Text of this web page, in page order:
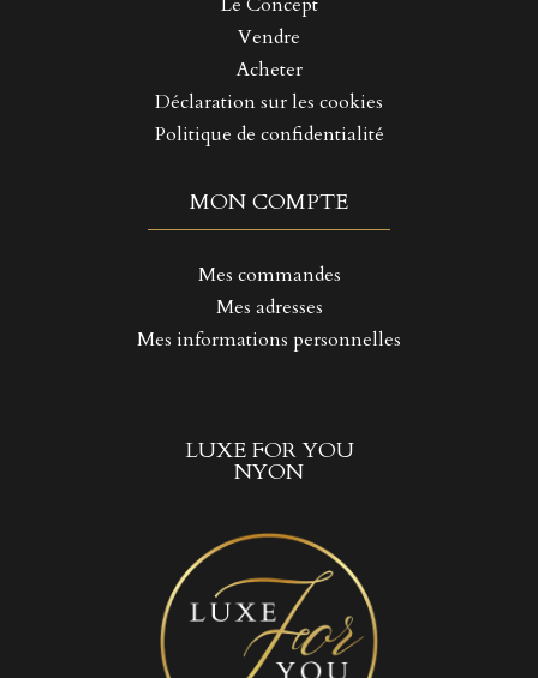
Vendre
Acheter
Déclaration sur les cookies
Politique de confidentialité
MON COMPTE
Mes commandes
Mes adresses
Mes informations personnelles
LUXE FOR YOU
NYON